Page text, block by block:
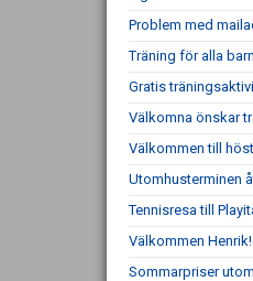
Problem med
Träning för alla
Gratis
Välkomna önskar
Välkommen till
Utomhusterminen
Tennisresa till
Välkommen Henrik!
Sommarpriser